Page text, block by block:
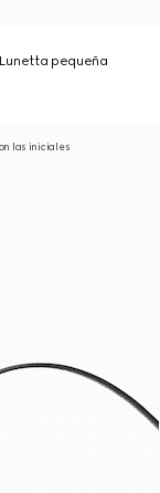
pequeña
las iniciales